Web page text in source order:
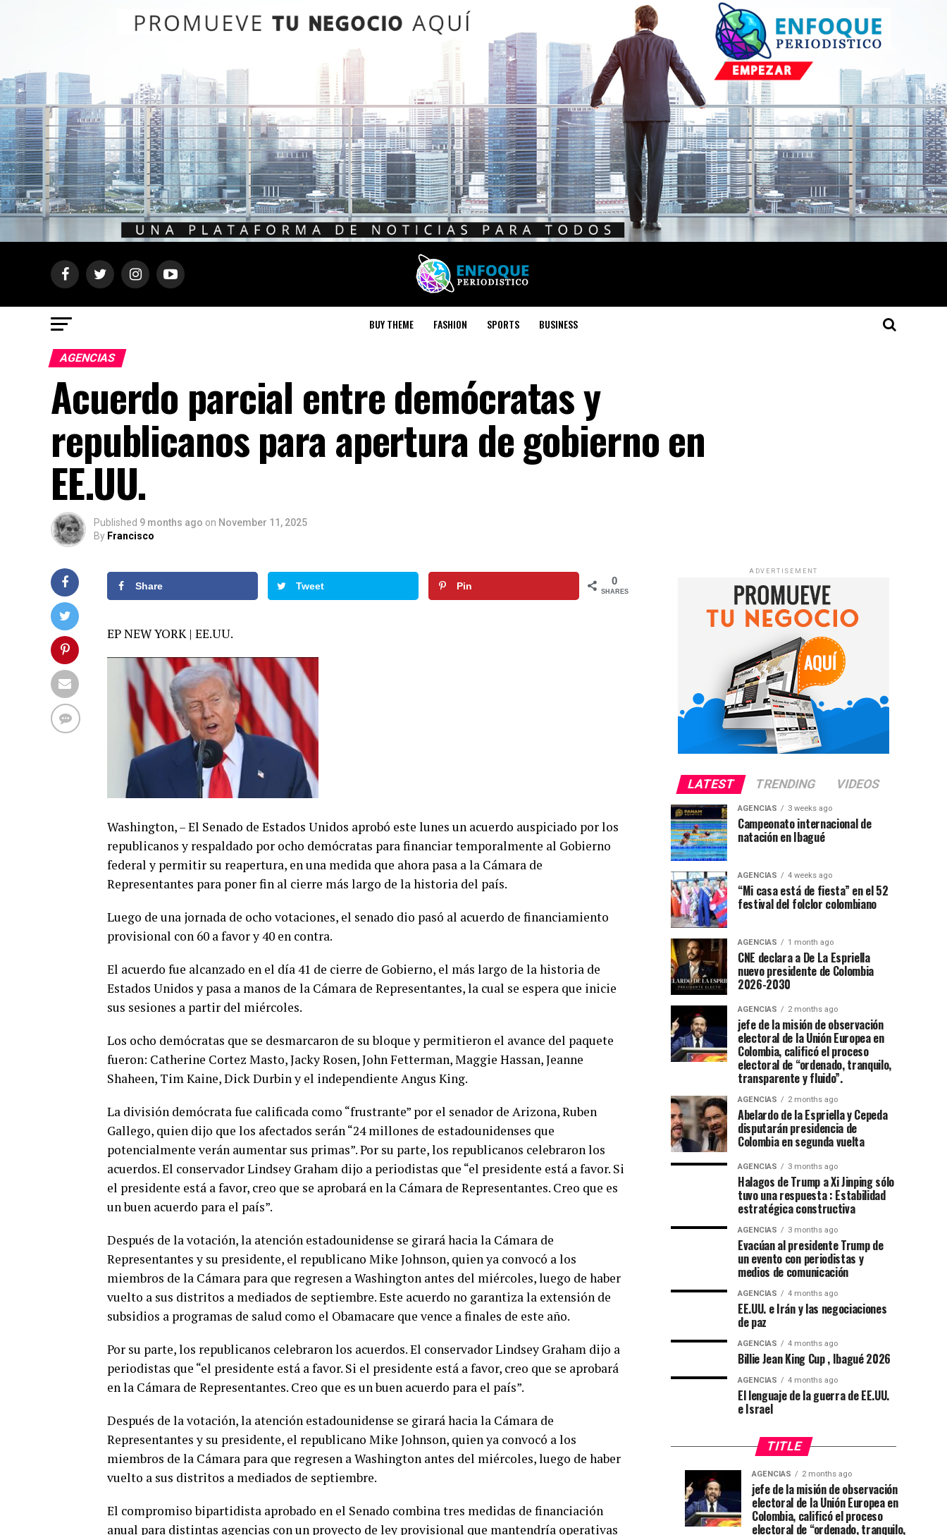
BUY THEME FASHION SPORTS BUSINESS
AGENCIAS
Acuerdo parcial entre demócratas y
republicanos para apertura de gobierno en
EE.UU.
Published 9 months ago on November 11, 2025
By Francisco
Share Tweet Pin 0
SHARES
EP NEW YORK | EE.UU.
Washington, – El Senado de Estados Unidos aprobó este lunes un acuerdo auspiciado por los
republicanos y respaldado por ocho demócratas para financiar temporalmente al Gobierno
federal y permitir su reapertura, en una medida que ahora pasa a la Cámara de
Representantes para poner fin al cierre más largo de la historia del país.
Luego de una jornada de ocho votaciones, el senado dio pasó al acuerdo de financiamiento
provisional con 60 a favor y 40 en contra.
El acuerdo fue alcanzado en el día 41 de cierre de Gobierno, el más largo de la historia de
Estados Unidos y pasa a manos de la Cámara de Representantes, la cual se espera que inicie
sus sesiones a partir del miércoles.
Los ocho demócratas que se desmarcaron de su bloque y permitieron el avance del paquete
fueron: Catherine Cortez Masto, Jacky Rosen, John Fetterman, Maggie Hassan, Jeanne
Shaheen, Tim Kaine, Dick Durbin y el independiente Angus King.
La división demócrata fue calificada como “frustrante” por el senador de Arizona, Ruben
Gallego, quien dijo que los afectados serán “24 millones de estadounidenses que
potencialmente verán aumentar sus primas”. Por su parte, los republicanos celebraron los
acuerdos. El conservador Lindsey Graham dijo a periodistas que “el presidente está a favor. Si
el presidente está a favor, creo que se aprobará en la Cámara de Representantes. Creo que es
un buen acuerdo para el país”.
Después de la votación, la atención estadounidense se girará hacia la Cámara de
Representantes y su presidente, el republicano Mike Johnson, quien ya convocó a los
miembros de la Cámara para que regresen a Washington antes del miércoles, luego de haber
vuelto a sus distritos a mediados de septiembre. Este acuerdo no garantiza la extensión de
subsidios a programas de salud como el Obamacare que vence a finales de este año.
Por su parte, los republicanos celebraron los acuerdos. El conservador Lindsey Graham dijo a
periodistas que “el presidente está a favor. Si el presidente está a favor, creo que se aprobará
en la Cámara de Representantes. Creo que es un buen acuerdo para el país”.
Después de la votación, la atención estadounidense se girará hacia la Cámara de
Representantes y su presidente, el republicano Mike Johnson, quien ya convocó a los
miembros de la Cámara para que regresen a Washington antes del miércoles, luego de haber
vuelto a sus distritos a mediados de septiembre.
El compromiso bipartidista aprobado en el Senado combina tres medidas de financiación
anual para distintas agencias con un proyecto de ley provisional que mantendría operativas
ADVERTISEMENT
LATEST TRENDING VIDEOS
AGENCIAS 3 weeks ago
Campeonato internacional de
natación en Ibagué
AGENCIAS 4 weeks ago
“Mi casa está de fiesta” en el 52
festival del folclor colombiano
AGENCIAS 1 month ago
CNE declara a De La Espriella
nuevo presidente de Colombia
2026-2030
AGENCIAS 2 months ago
jefe de la misión de observación
electoral de la Unión Europea en
Colombia, calificó el proceso
electoral de “ordenado, tranquilo,
transparente y fluido”.
AGENCIAS 2 months ago
Abelardo de la Espriella y Cepeda
disputarán presidencia de
Colombia en segunda vuelta
AGENCIAS 3 months ago
Halagos de Trump a Xi Jinping sólo
tuvo una respuesta : Estabilidad
estratégica constructiva
AGENCIAS 3 months ago
Evacúan al presidente Trump de
un evento con periodistas y
medios de comunicación
AGENCIAS 4 months ago
EE.UU. e Irán y las negociaciones
de paz
AGENCIAS 4 months ago
Billie Jean King Cup , Ibagué 2026
AGENCIAS 4 months ago
El lenguaje de la guerra de EE.UU.
e Israel
TITLE
AGENCIAS
4
weeks
ago
“Mi
casa
está
AGENCIAS
1
month
ago
CNE
declara
AGENCIAS 2 months ago
jefe de la misión de observación
electoral de la Unión Europea en
Colombia, calificó el proceso
electoral de “ordenado, tranquilo,